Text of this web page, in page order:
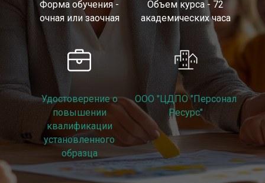
Форма обучения -
очная или заочная
Объем курса - 72
академических часа
Удостоверение о
повышении
квалификации
установленного
образца
ООО "ЦДПО "Персонал
Ресурс"